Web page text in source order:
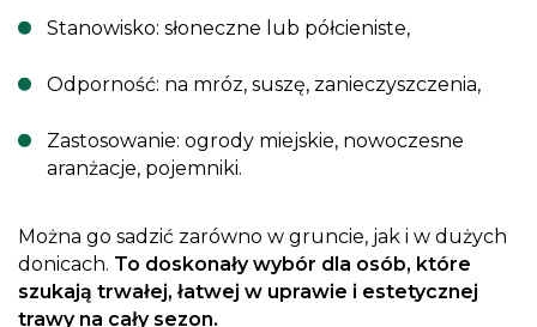
Stanowisko: słoneczne lub półcieniste,
Odporność: na mróz, suszę, zanieczyszczenia,
Zastosowanie: ogrody miejskie, nowoczesne
aranżacje, pojemniki.
Można go sadzić zarówno w gruncie, jak i w dużych
donicach. To doskonały wybór dla osób, które
szukają trwałej, łatwej w uprawie i estetycznej
trawy na cały sezon.